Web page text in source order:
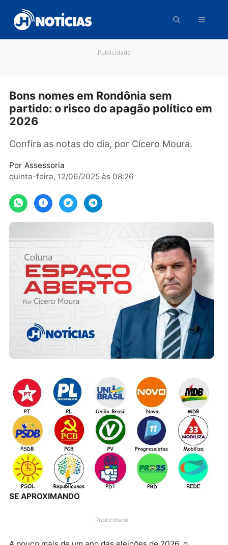
para
conteúdo
Bons nomes em Rondônia sem
partido: o risco do apagão político
Confira as notas do dia, por Cícero Moura.
Por
Assessoria
quinta-feira, 12/06/2025 às 08:26